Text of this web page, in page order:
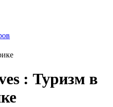
: Туризм в